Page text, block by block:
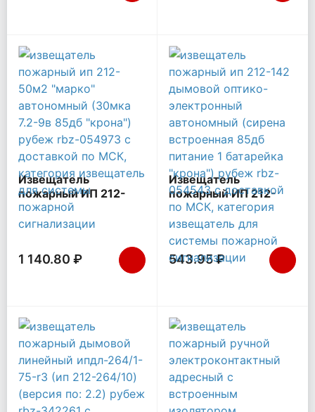
Извещатель
пожарный ИП 212-
50М2 "Марко"
автономный (30мкА
Рубеж Rbz-054973
1 140.80 ₽
Извещатель
пожарный ИП 212-
142 дымовой оптико-
электронный
автономный (сирена
встроенная 85дБ
питание 1 батарейка
"Крона") Рубеж Rbz-
543.95 ₽